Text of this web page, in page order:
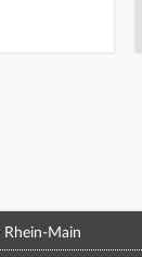
Rhein-Main